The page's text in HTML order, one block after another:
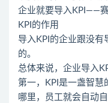
企业就要导入KPI——
KPI的作用
导入KPI的企业跟没有
的。
总体来说，企业导入
第一，KPI是一盏智慧
哪里，员工就会自动